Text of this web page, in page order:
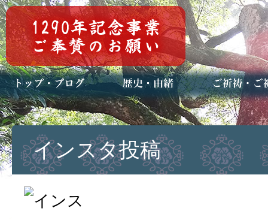
トップページ
ブログ(日々八百万)
お知らせ一覧 歴史・ご祭神
年中行事
メディア掲載 ご祈祷・ご祈
安産祈願
初宮参り
七五三詣
長寿のお祝い
神前結婚式
厄祓い・方位
車のお祓い
地鎮祭
神葬祭（神式
インスタ投稿